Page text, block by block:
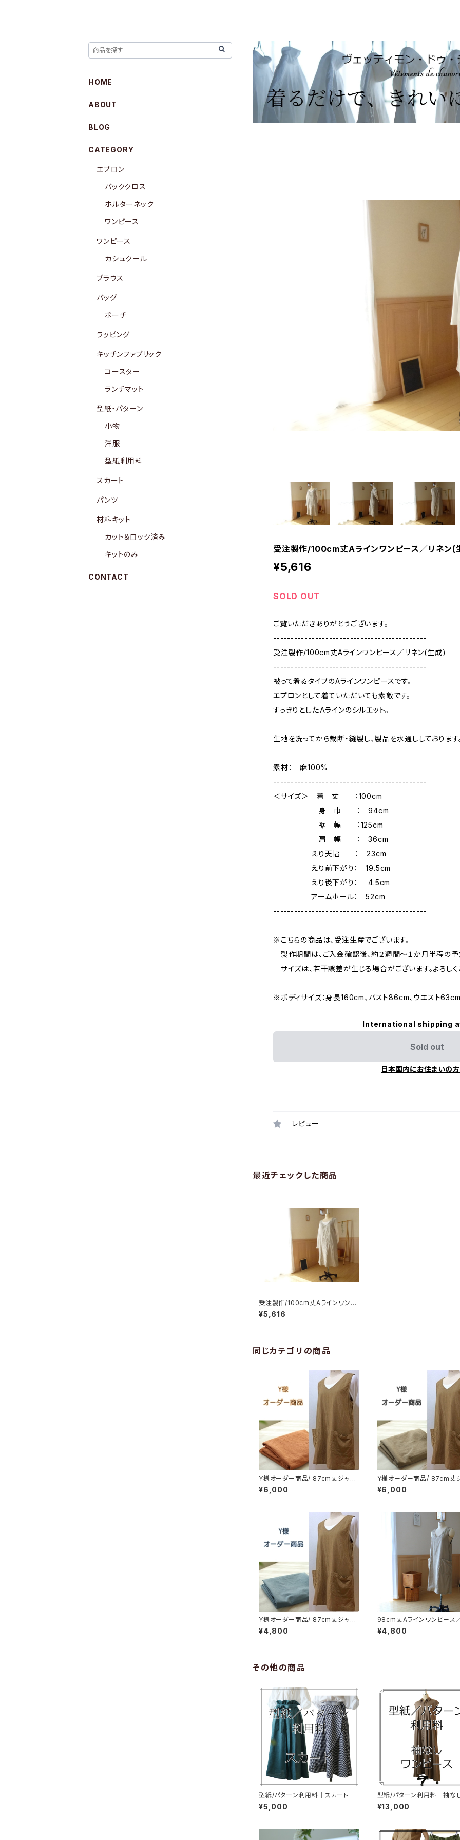
受注製作/100cm丈Aラインワンピース／リネン(
¥5,616
SOLD OUT
ご覧いただきありがとうございます。
--------------------------------------------
受注製作/100cm丈Aラインワンピース／リネン(生成)
--------------------------------------------
被って着るタイプのAラインワンピースです。
エプロンとして着ていただいても素敵です。
すっきりとしたＡラインのシルエット。
生地を洗ってから裁断・縫製し、製品を水通ししております
素材： 麻100%
--------------------------------------------
＜サイズ＞ 着 丈 ：100cm
身 巾 ： 94cm
裾 幅 ：125cm
肩 幅 ： 36cm
えり天幅 ： 23cm
えり前下がり： 19.5cm
えり後下がり： 4.5cm
アームホール： 52cm
--------------------------------------------
※こちらの商品は、受注生産でございます。
製作期間は、ご入金確認後、約２週間～１か月半程の予
サイズは、若干誤差が生じる場合がございます。よろしく
※ボディサイズ：身長160cm、バスト86cm、ウエスト
International shipping
Sold out
日本国内にお住まいの
レビュー
最近チェックした商品
受注製作/100cm丈Aラインワンピ
ース／リネン(生成)
¥5,616
同じカテゴリの商品
Y様オーダー商品/ 87cm丈ジャン
パースカート／綿麻タンブラーワッ
シャー(柿色)
¥6,000
Y様オーダー商品/ 87cm丈
パースカート／綿麻タンブラ
シャー(カフェオレ)
¥6,000
Y様オーダー商品/ 87cm丈ジャン
パースカート／コットンリネンタン
ブラーワッシャー(青みグレー)
¥4,800
98cm丈Aラインワンピース
トンツイル(ベージュ)
¥4,800
その他の商品
型紙/パターン利用料｜スカート
¥5,000
型紙/パターン利用料｜袖な
ピース
¥13,000
HOME
ABOUT
BLOG
CATEGORY
エプロン
バッククロス
ホルターネック
ワンピース
ワンピース
カシュクール
ブラウス
バッグ
ポーチ
ラッピング
キッチンファブリック
コースター
ランチマット
型紙・パターン
小物
洋服
型紙利用料
スカート
パンツ
材料キット
カット＆ロック済み
キットのみ
CONTACT